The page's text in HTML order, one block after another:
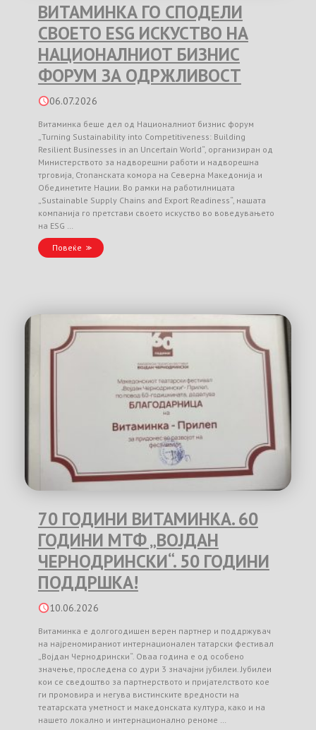
ВИТАМИНКА ГО СПОДЕЛИ
СВОЕТО ESG ИСКУСТВО НА
НАЦИОНАЛНИОТ БИЗНИС
ФОРУМ ЗА ОДРЖЛИВОСТ
06.07.2026
Витаминка беше дел од Националниот бизнис форум
„Turning Sustainability into Competitiveness: Building
Resilient Businesses in an Uncertain World“, организиран од
Министерството за надворешни работи и надворешна
трговија, Стопанската комора на Северна Македонија и
Обединетите Нации. Во рамки на работилницата
„Sustainable Supply Chains and Export Readiness“, нашата
компанија го претстави своето искуство во воведувањето
на ESG …
Повеќе
70 ГОДИНИ ВИТАМИНКА. 60
ГОДИНИ МТФ „ВОЈДАН
ЧЕРНОДРИНСКИ“. 50 ГОДИНИ
ПОДДРШКА!
10.06.2026
Витаминка е долгогодишен верен партнер и поддржувач
на најреномираниот интернационален татарски фестивал
„Војдан Чернодрински“. Оваа година е од особено
значење, проследена со дури 3 значајни јубилеи. Јубилеи
кои се сведоштво за партнерството и пријателството кое
ги промовира и негува вистинските вредности на
театарската уметност и македонската култура, како и на
нашето локално и интернационално реноме …